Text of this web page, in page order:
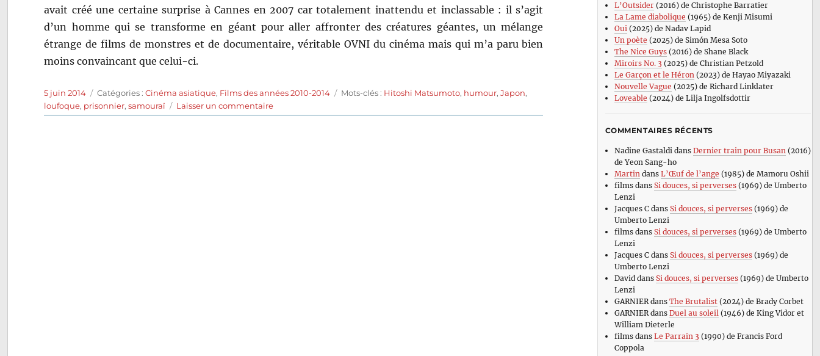
avait créé une certaine surprise à Cannes en 2007 car totalement inattendu et inclassable : il s’agit
d’un homme qui se transforme en géant pour aller affronter des créatures géantes, un mélange
étrange de films de monstres et de documentaire, véritable OVNI du cinéma mais qui m’a paru bien
moins convaincant que celui-ci.
Publié
le
5 juin 2014 Catégories
Catégories :Cinéma asiatique, Films des années 2010-2014 Étiquettes
Mots-clés : Hitoshi Matsumoto, humour,Japon,
loufoque, prisonnier,samouraï Laisser un commentairesur
Saya
L’Outsider(2016) de Christophe Barratier
La Lame diabolique (1965) de Kenji Misumi
Oui(2025) de Nadav Lapid
Un poète (2025) de Simón Mesa Soto
The Nice Guys(2016) de Shane Black
Miroirs No. 3 (2025) de Christian Petzold
Le Garçon et le Héron(2023) de Hayao Miyazaki
Nouvelle Vague (2025) de Richard Linklater
Loveable (2024) de Lilja Ingolfsdottir
COMMENTAIRES RÉCENTS
Nadine Gastaldi dans Dernier train pour Busan (2016)
de Yeon Sang-ho
Martin dans L’Œuf de l’ange (1985) de Mamoru Oshii
filmsdans Si douces, si perverses(1969) de Umberto
Lenzi
Jacques Cdans Si douces, si perverses(1969) de
Umberto Lenzi
filmsdans Si douces, si perverses(1969) de Umberto
Lenzi
Jacques Cdans Si douces, si perverses(1969) de
Umberto Lenzi
David dans Si douces, si perverses(1969) de Umberto
Lenzi
GARNIERdans The Brutalist(2024) de Brady Corbet
GARNIERdans Duel au soleil (1946) de King Vidor et
William Dieterle
filmsdans Le Parrain 3 (1990) de Francis Ford
Coppola